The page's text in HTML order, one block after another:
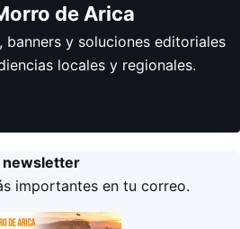
de Arica
banners y soluciones editoriales
locales y regionales.
newsletter
importantes en tu correo.